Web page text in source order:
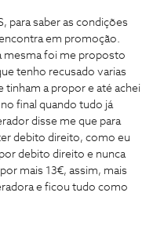
para saber as condições
em promoção.
mesma foi me proposto
tenho recusado varias
tinham a propor e até achei
final quando tudo já
disse me que para
debito direito, como eu
debito direito e nunca
mais 13€, assim, mais
e ficou tudo como